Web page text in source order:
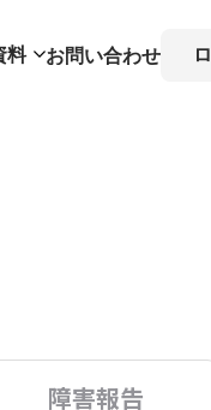
料 お問い合わせ
障害報告